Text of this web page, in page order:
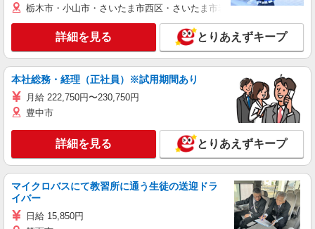
栃木市・小山市・さいたま市西区・さいたま市岩槻区・久喜市・蓮田
詳細を見る とりあえずキープ
本社総務・経理（正社員）※試用期間あり
月給 222,750円〜230,750円
豊中市
詳細を見る とりあえずキープ
マイクロバスにて教習所に通う生徒の送迎ドラ
イバー
日給 15,850円